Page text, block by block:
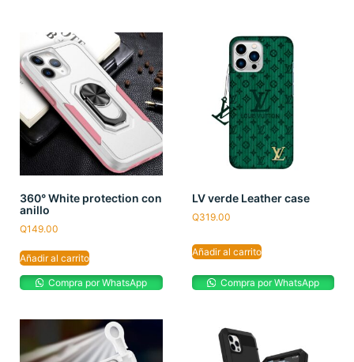
360° White protection con
anillo
Q149.00
Añadir al carrito
Compra por WhatsApp
LV verde Leather case
Q319.00
Añadir al carrito
Compra por WhatsApp